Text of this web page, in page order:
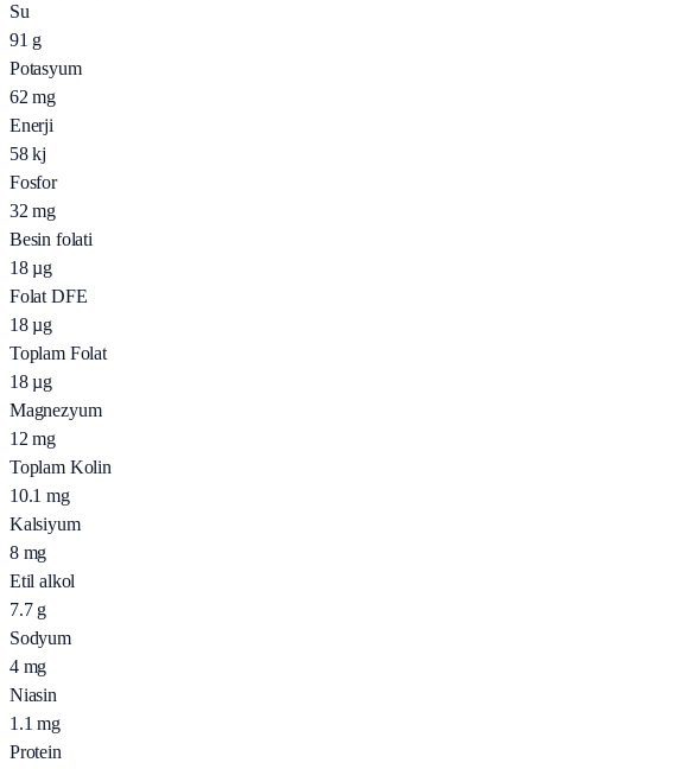
Su
91 g
Potasyum
62 mg
Enerji
58 kj
Fosfor
32 mg
Besin folati
18 µg
Folat DFE
18 µg
Toplam Folat
18 µg
Magnezyum
12 mg
Toplam Kolin
10.1 mg
Kalsiyum
8 mg
Etil alkol
7.7 g
Sodyum
4 mg
Niasin
1.1 mg
Protein